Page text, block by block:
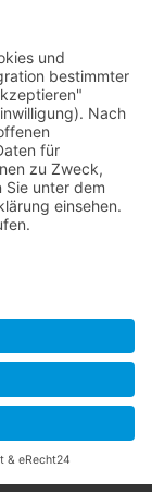
schreiben
Mädels
schon seit
ist, die
es, genau
einer Prise
zum
Nicht
gespielt.
unsere
Ole in seiner